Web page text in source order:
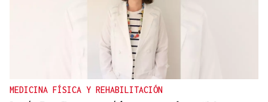
MEDICINA FÍSICA Y REHABILITACIÓN